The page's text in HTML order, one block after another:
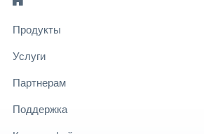
Продукты
Услуги
Партнерам
Поддержка